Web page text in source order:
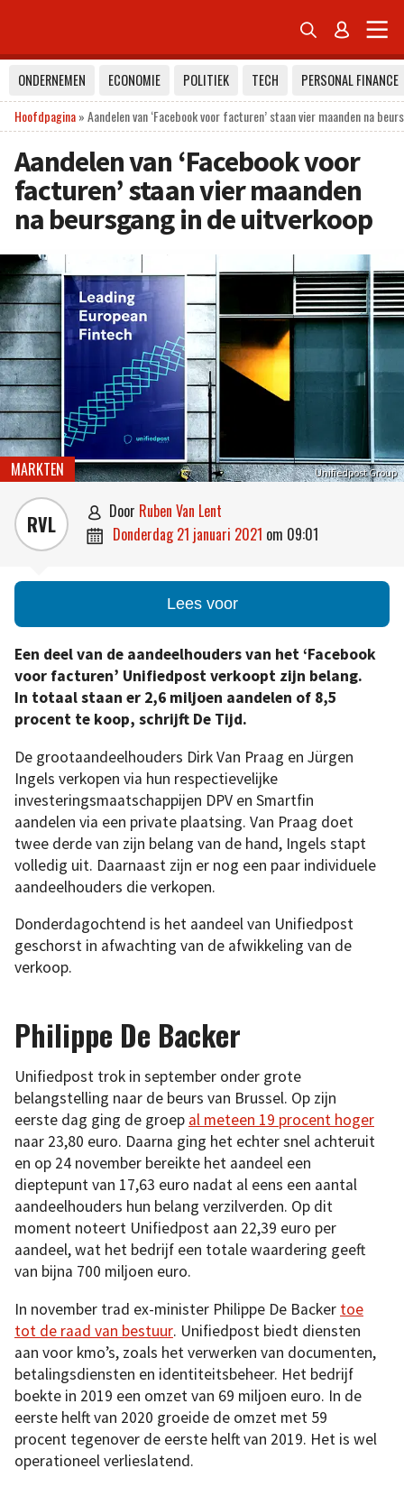
 
ONDERNEMEN ECONOMIE POLITIEK TECH
PERSONAL FINANCE
Hoofdpagina»Aandelen van ‘Facebook voor facturen’ staan vier maanden na
Aandelen van ‘Facebook voor
facturen’ staan vier maanden
na beursgang in de uitverkoop
Unifiedpost Group
MARKTEN
RVL  door Ruben Van Lent
 donderdag 21 januari 2021 om 09:01
Lees voor
Een deel van de aandeelhouders van het ‘Facebook
voor facturen’ Unifiedpost verkoopt zijn belang.
In totaal staan er 2,6 miljoen aandelen of 8,5
procent te koop, schrijft De Tijd.
De grootaandeelhouders Dirk Van Praag en Jürgen
Ingels verkopen via hun respectievelijke
investeringsmaatschappijen DPV en Smartfin
aandelen via een private plaatsing. Van Praag doet
twee derde van zijn belang van de hand, Ingels stapt
volledig uit. Daarnaast zijn er nog een paar individuele
aandeelhouders die verkopen.
Donderdagochtend is het aandeel van Unifiedpost
geschorst in afwachting van de afwikkeling van de
verkoop.
Philippe De Backer
Unifiedpost trok in september onder grote
belangstelling naar de beurs van Brussel. Op zijn
eerste dag ging de groep al meteen 19 procent hoger
naar 23,80 euro. Daarna ging het echter snel achteruit
en op 24 november bereikte het aandeel een
dieptepunt van 17,63 euro nadat al eens een aantal
aandeelhouders hun belang verzilverden. Op dit
moment noteert Unifiedpost aan 22,39 euro per
aandeel, wat het bedrijf een totale waardering geeft
van bijna 700 miljoen euro.
In november trad ex-minister Philippe De Backer toe
tot de raad van bestuur. Unifiedpost biedt diensten
aan voor kmo’s, zoals het verwerken van documenten,
betalingsdiensten en identiteitsbeheer. Het bedrijf
boekte in 2019 een omzet van 69 miljoen euro. In de
eerste helft van 2020 groeide de omzet met 59
procent tegenover de eerste helft van 2019. Het is wel
operationeel verlieslatend.